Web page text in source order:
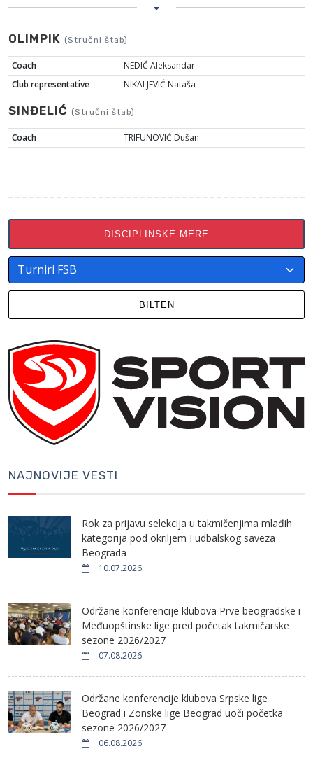
OLIMPIK (Stručni štab)
Coach
NEDIĆ Aleksandar
Club representative
NIKALJEVIĆ Nataša
SINĐELIĆ (Stručni štab)
Coach TRIFUNOVIĆ Dušan
DISCIPLINSKE MERE
BILTEN
NAJNOVIJE VESTI
Rok za prijavu selekcija u takmičenjima mlađih
kategorija pod okriljem Fudbalskog saveza
Beograda
10.07.2026
Održane konferencije klubova Prve beogradske i
Međuopštinske lige pred početak takmičarske
sezone 2026/2027
07.08.2026
Održane konferencije klubova Srpske lige
Beograd i Zonske lige Beograd uoči početka
sezone 2026/2027
06.08.2026